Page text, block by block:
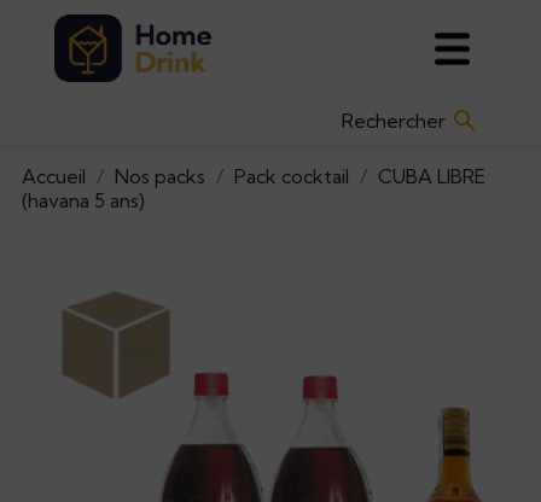

Accueil Nos packs Pack cocktail
CUBA LIBRE
(havana 5 ans)